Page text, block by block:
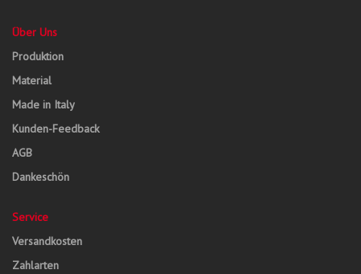
Über Uns
Produktion
Material
Made in Italy
Kunden-Feedback
AGB
Dankeschön
Service
Versandkosten
Zahlarten